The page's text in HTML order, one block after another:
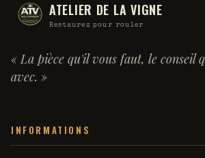
ATELIER DE LA VIGNE
Restaurez pour rouler
« La pièce qu'il vous faut, le conseil
avec. »
INFORMATIONS